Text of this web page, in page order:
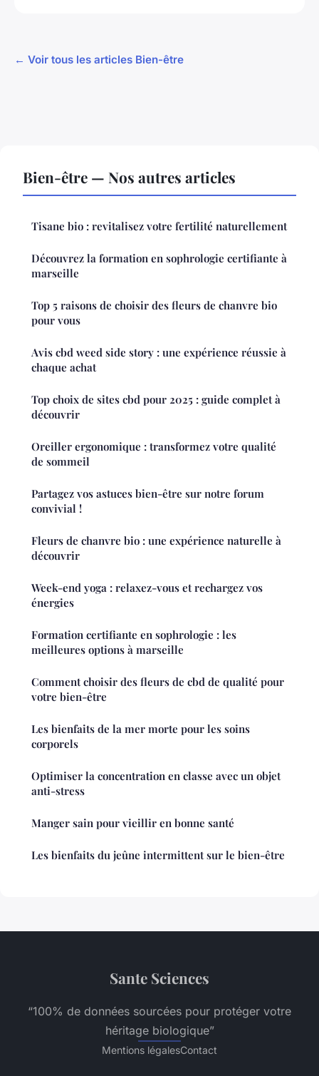
← Voir tous les articles Bien-être
Bien-être — Nos autres articles
Tisane bio : revitalisez votre fertilité naturellement
Découvrez la formation en sophrologie certifiante à
marseille
Top 5 raisons de choisir des fleurs de chanvre bio
pour vous
Avis cbd weed side story : une expérience réussie à
chaque achat
Top choix de sites cbd pour 2025 : guide complet à
découvrir
Oreiller ergonomique : transformez votre qualité
de sommeil
Partagez vos astuces bien-être sur notre forum
convivial !
Fleurs de chanvre bio : une expérience naturelle à
découvrir
Week-end yoga : relaxez-vous et rechargez vos
énergies
Formation certifiante en sophrologie : les
meilleures options à marseille
Comment choisir des fleurs de cbd de qualité pour
votre bien-être
Les bienfaits de la mer morte pour les soins
corporels
Optimiser la concentration en classe avec un objet
anti-stress
Manger sain pour vieillir en bonne santé
Les bienfaits du jeûne intermittent sur le bien-être
Sante Sciences
“100% de données sourcées pour protéger votre
héritage biologique”
Mentions légalesContact